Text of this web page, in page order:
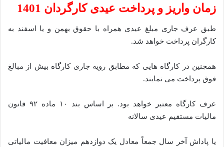
زمان واریز و پرداخت عیدی کارگردان 1401
طبق عرف جاری مبلغ عیدی همراه با حقوق بهمن و یا اسفند به
کارگران پرداخت خواهد شد.
همچنین در کارگاه هایی که مطابق رویه جاری کارگاه بیش از مبالغ
فوق پرداخت می نمایند.
عرف کارگاه معتبر خواهد بود. بر اساس بند ۱۰ ماده ۹۲ قانون
مالیات مستقیم عیدی سالانه
یا پاداش آخر سال جمعاً معادل یک دوازدهم میزان معافیت مالیاتی